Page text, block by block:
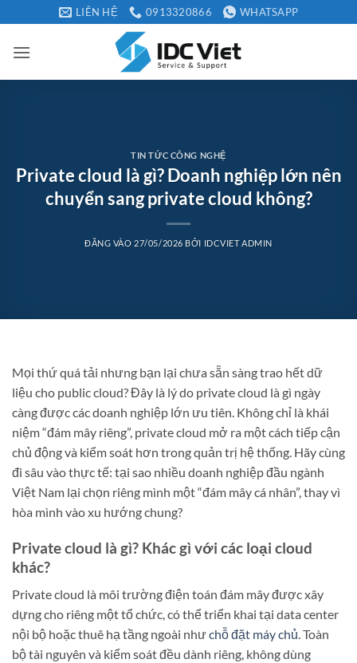
qua
nội
LIÊN HỆ 0913320866 WHATSAPP
TIN TỨC CÔNG NGHỆ
Private cloud là gì? Doanh nghiệp lớn nên
chuyển sang private cloud không?
ĐĂNG VÀO 27/05/2026 BỞI IDCVIET ADMIN
Mọi thứ quá tải nhưng bạn lại chưa sẵn sàng trao hết dữ
liệu cho public cloud? Đây là lý do private cloud là gì ngày
càng được các doanh nghiệp lớn ưu tiên. Không chỉ là khái
niệm “đám mây riêng”, private cloud mở ra một cách tiếp cận
chủ động và kiểm soát hơn trong quản trị hệ thống. Hãy cùng
đi sâu vào thực tế: tại sao nhiều doanh nghiệp đầu ngành
Việt Nam lại chọn riêng mình một “đám mây cá nhân”, thay vì
hòa mình vào xu hướng chung?
Private cloud là gì? Khác gì với các loại cloud
khác?
Private cloud là môi trường điện toán đám mây được xây
dựng cho riêng một tổ chức, có thể triển khai tại data center
nội bộ hoặc thuê hạ tầng ngoài nhưchỗ đặt máy chủ. Toàn
bộ tài nguyên và kiểm soát đều dành riêng, không dùng